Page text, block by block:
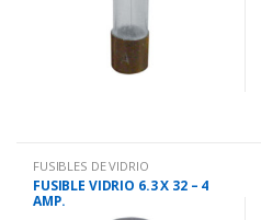
FUSIBLES DE VIDRIO
FUSIBLE VIDRIO 6.3 X 32 – 4
AMP.